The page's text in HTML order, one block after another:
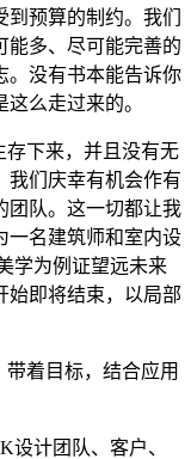
到预算的制约。我们
能多、尽可能完善的
。没有书本能告诉你
么走过来的。
存下来，并且没有无
我们庆幸有机会作有
团队。这一切都让我
一名建筑师和室内设
学为例证望远未来
始即将结束，以局部
着目标，结合应用
计团队、客户、